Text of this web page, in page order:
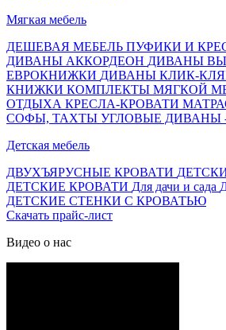
Мягкая мебель
ДЕШЕВАЯ МЕБЕЛЬ ПУФИКИ И
ДИВАНЫ АККОРДЕОН ДИВАНЫ
ЕВРОКНИЖКИ ДИВАНЫ КЛИК-
КНИЖКИ КОМПЛЕКТЫ МЯГКОЙ
ОТДЫХА КРЕСЛА-КРОВАТИ
СОФЫ, ТАХТЫ УГЛОВЫЕ ДИВАНЫ
Детская мебель
ДВУХЪЯРУСНЫЕ КРОВАТИ
ДЕТСКИЕ КРОВАТИ Для дачи и сада
ДЕТСКИЕ СТЕНКИ С КРОВАТЬЮ
Скачать прайс-лист
Видео о нас